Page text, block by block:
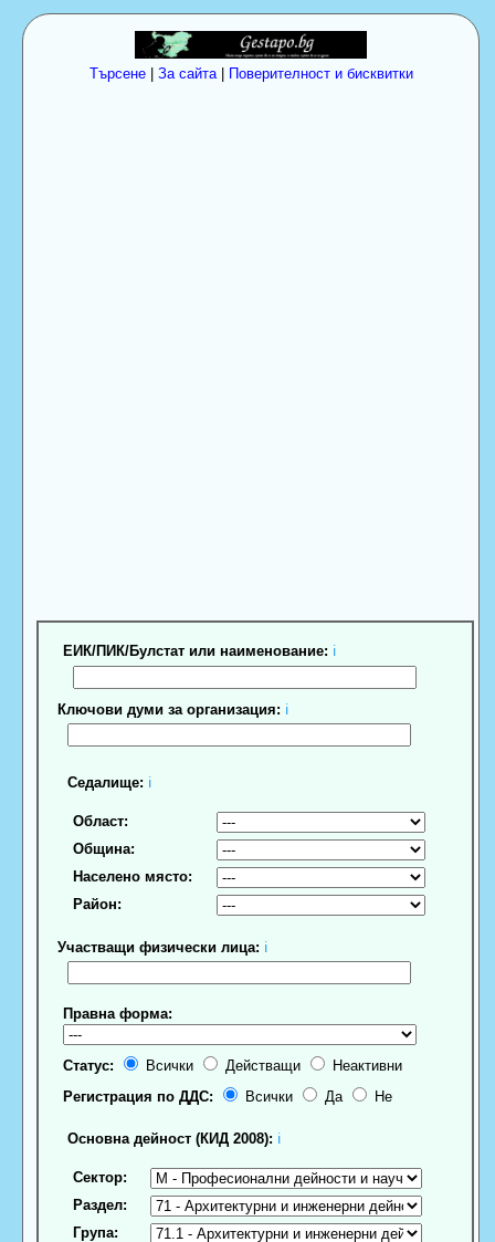
Търсене| За сайта| Поверителност и бисквитки
ЕИК/ПИК/Булстат или наименование: ℹ
Ключови думи за организация: ℹ
Седалище: ℹ
Област:
Община:
Населено място:
Район:
Участващи физически лица: ℹ
Правна форма:
Статус: Всички Действащи
Неактивни
Регистрация по ДДС:
Всички Да Не
Основна дейност (КИД 2008): ℹ
Сектор:
Раздел:
Група: